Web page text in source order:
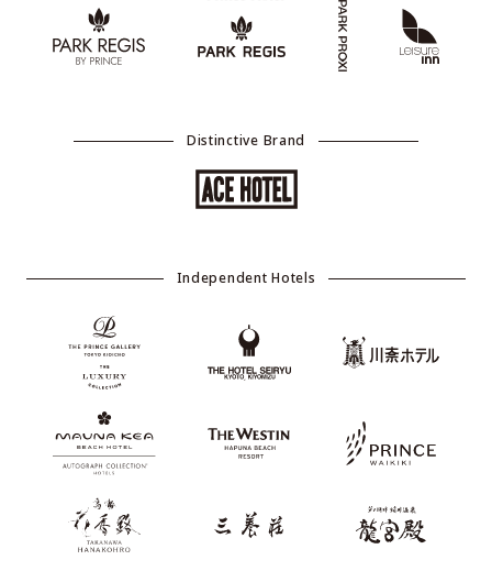
Distinctive Brand
Independent Hotels